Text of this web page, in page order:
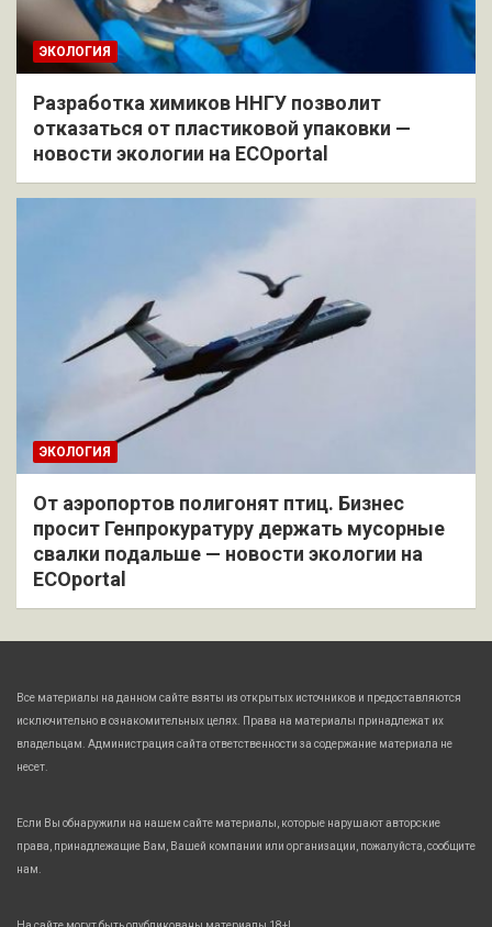
ЭКОЛОГИЯ
Разработка химиков ННГУ позволит
отказаться от пластиковой упаковки —
новости экологии на ECOportal
ЭКОЛОГИЯ
От аэропортов полигонят птиц. Бизнес
просит Генпрокуратуру держать мусорные
свалки подальше — новости экологии на
ECOportal
Все материалы на данном сайте взяты из открытых источников и предоставляются
исключительно в ознакомительных целях. Права на материалы принадлежат их
владельцам. Администрация сайта ответственности за содержание материала не
несет.
Если Вы обнаружили на нашем сайте материалы, которые нарушают авторские
права, принадлежащие Вам, Вашей компании или организации, пожалуйста, сообщите
нам.